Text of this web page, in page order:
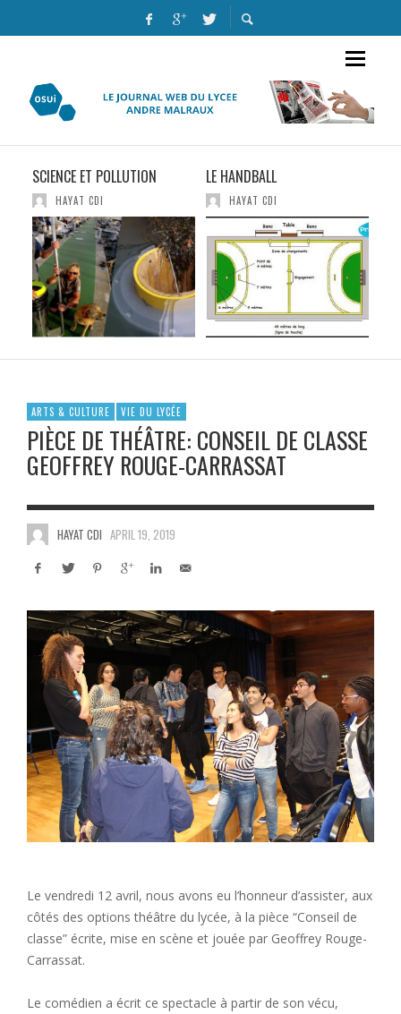
SCIENCE ET POLLUTION
HAYAT CDI
LE HANDBALL
HAYAT CDI
ARTS & CULTURE VIE DU LYCÉE
PIÈCE DE THÉÂTRE: CONSEIL DE CLASSE
GEOFFREY ROUGE-CARRASSAT
HAYAT CDI APRIL 19, 2019
Le vendredi 12 avril, nous avons eu l’honneur d’assister, aux
côtés des options théâtre du lycée, à la pièce “Conseil de
classe” écrite, mise en scène et jouée par Geoffrey Rouge-
Carrassat.
Le comédien a écrit ce spectacle à partir de son vécu,